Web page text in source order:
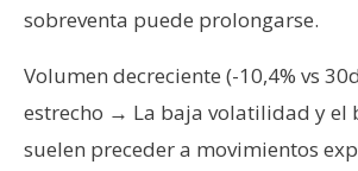
sobreventa puede prolongarse.
Volumen decreciente (-10,4% vs
estrecho → La baja volatilidad y el
suelen preceder a movimientos